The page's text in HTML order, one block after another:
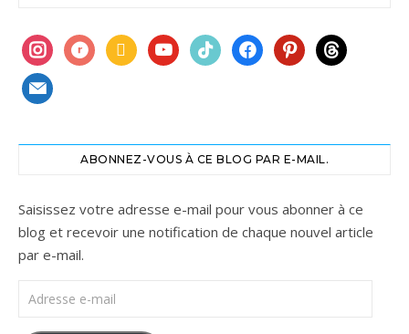
instagram
ravelrybook youtubetiktokfacebookpinterest
threads
mail
ABONNEZ-VOUS À CE BLOG PAR E-MAIL.
Saisissez votre adresse e-mail pour vous abonner à ce
blog et recevoir une notification de chaque nouvel article
par e-mail.
Adresse e-mail